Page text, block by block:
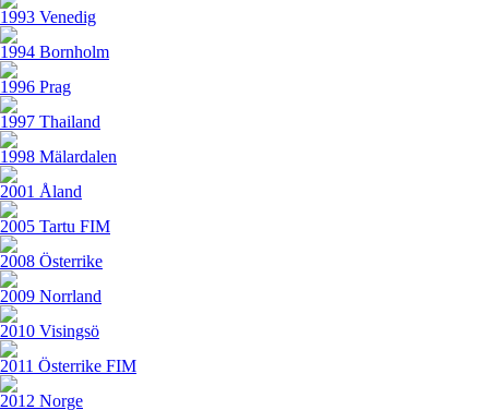
1993 Venedig
1994 Bornholm
1996 Prag
1997 Thailand
1998 Mälardalen
2001 Åland
2005 Tartu FIM
2008 Österrike
2009 Norrland
2010 Visingsö
2011 Österrike FIM
2012 Norge